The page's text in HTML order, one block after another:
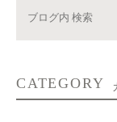
CATEGORY